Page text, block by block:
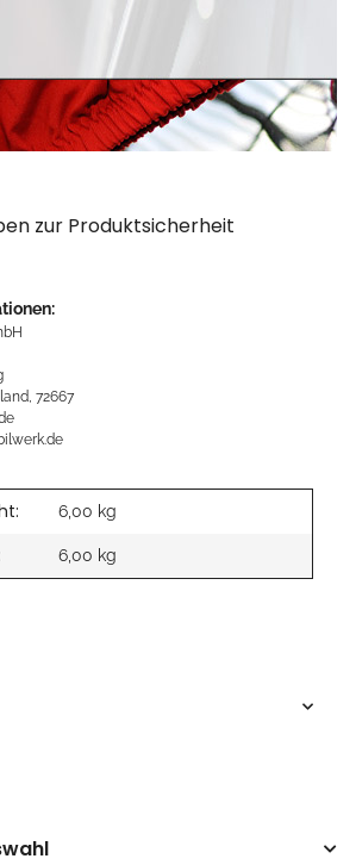
zur Produktsicherheit
72667
6,00 kg
6,00 kg